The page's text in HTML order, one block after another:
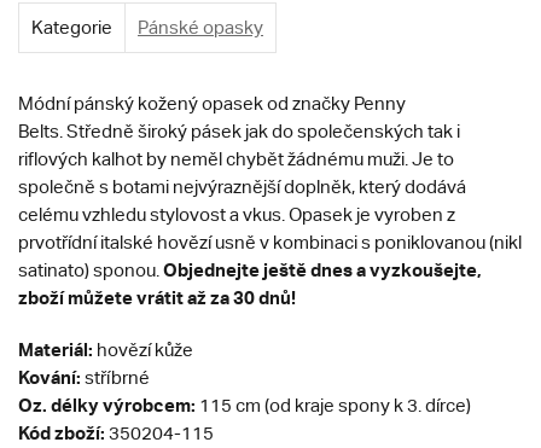
Kategorie Pánské opasky
Módní pánský kožený opasek od značky Penny
Belts. Středně široký pásek jak do společenských tak i
riflových kalhot by neměl chybět žádnému muži. Je to
společně s botami nejvýraznější doplněk, který dodává
celému vzhledu stylovost a vkus. Opasek je vyroben z
prvotřídní italské hovězí usně v kombinaci s poniklovanou (nikl
satinato) sponou. Objednejte ještě dnes a vyzkoušejte,
zboží můžete vrátit až za 30 dnů!
Materiál: hovězí kůže
Kování: stříbrné
Oz. délky výrobcem: 115 cm (od kraje spony k 3. dírce)
Kód zboží: 350204-115